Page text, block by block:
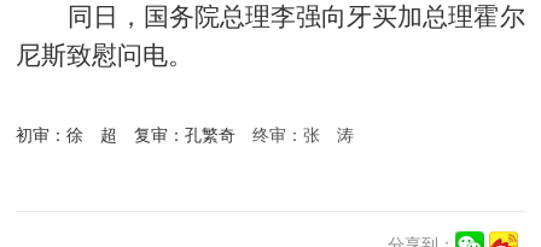
同日，国务院总理李强向牙买加总理霍尔
尼斯致慰问电。
初审：徐 超 复审：孔繁奇 终审：张 涛